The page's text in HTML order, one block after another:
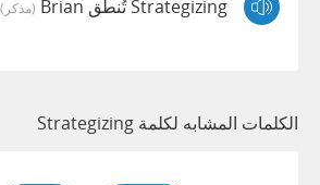
Strategizing تُنطق Brian (مذكر)
الكلمات المشابه لكلمة Strategizing